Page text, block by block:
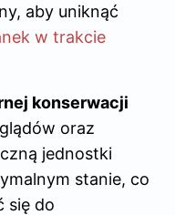
aby uniknąć
w trakcie
konserwacji
oraz
jednostki
stanie, co
się do